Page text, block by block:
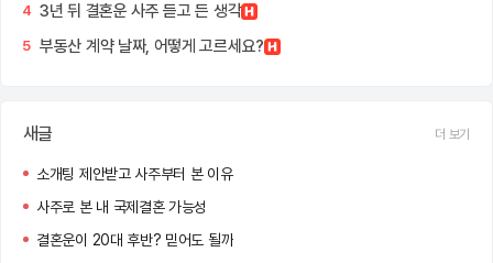
4 3년 뒤 결혼운 사주 듣고 든 생각
5 부동산 계약 날짜, 어떻게 고르세요?
새글 더 보기
소개팅 제안받고 사주부터 본 이유
사주로 본 내 국제결혼 가능성
결혼운이 20대 후반? 믿어도 될까